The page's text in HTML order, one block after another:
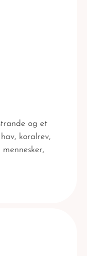
og et
koralrev,